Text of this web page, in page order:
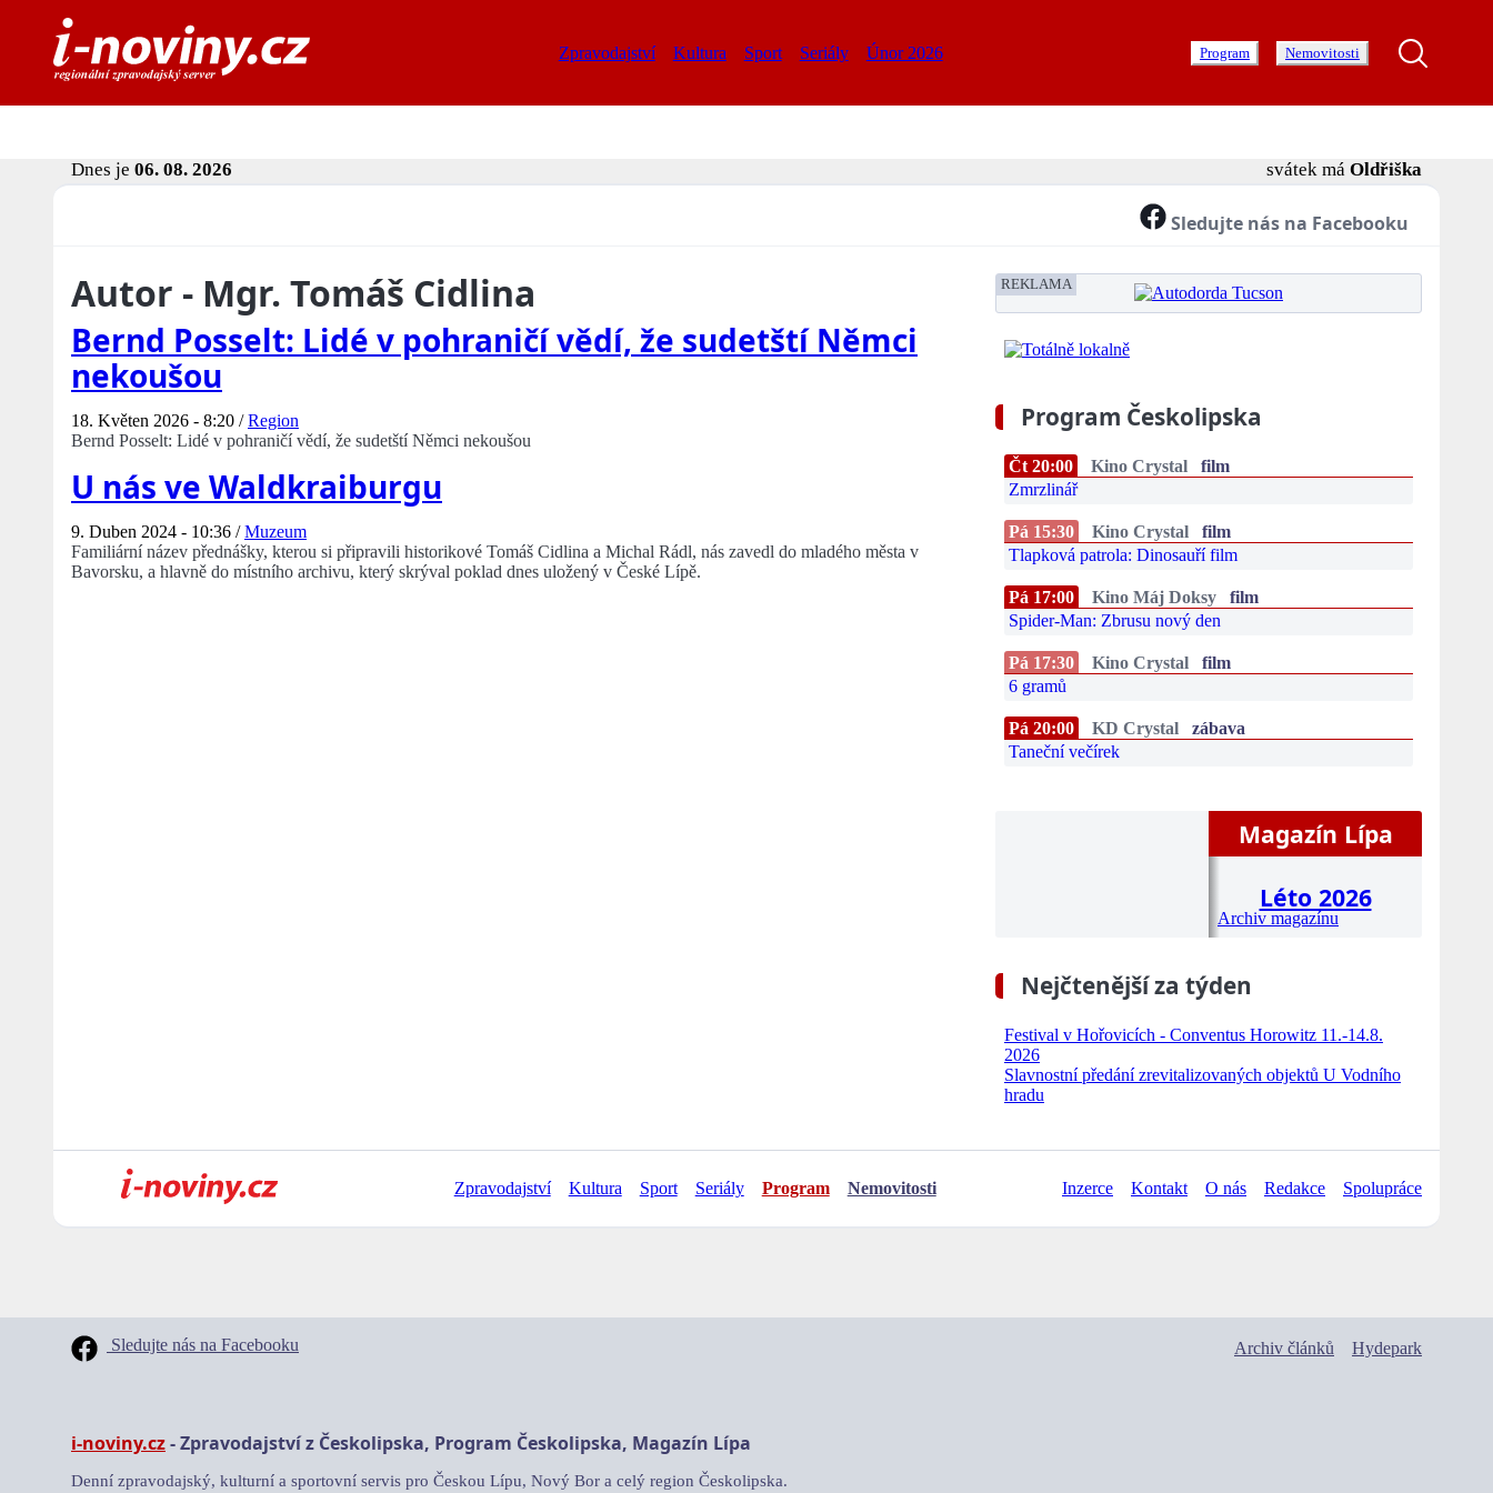
Zpravodajství Kultura Sport Seriály Únor 2026 Program Nemovitosti
Dnes je 06. 08. 2026 svátek má Oldřiška
Sledujte nás na Facebooku
Autor - Mgr. Tomáš Cidlina
Bernd Posselt: Lidé v pohraničí vědí, že sudetští Němci
nekoušou
18. Květen 2026 - 8:20 /Region
Bernd Posselt: Lidé v pohraničí vědí, že sudetští Němci nekoušou
U nás ve Waldkraiburgu
9. Duben 2024 - 10:36 /Muzeum
Familiární název přednášky, kterou si připravili historikové Tomáš Cidlina a Michal Rádl, nás zavedl do mladého města v
Bavorsku, a hlavně do místního archivu, který skrýval poklad dnes uložený v České Lípě.
REKLAMA
Program Českolipska
Čt 20:00 Kino Crystal
film
Zmrzlinář
Pá 15:30 Kino Crystal
film
Tlapková patrola: Dinosauří film
Pá 17:00 Kino Máj Doksy
film
Spider-Man: Zbrusu nový den
Pá 17:30 Kino Crystal
film
6 gramů
Pá 20:00 KD Crystal
zábava
Taneční večírek
Magazín Lípa
Léto 2026
Archiv magazínu
Nejčtenější za týden
Festival v Hořovicích - Conventus Horowitz 11.-14.8.
2026
Slavnostní předání zrevitalizovaných objektů U Vodního
hradu
Zpravodajství Kultura Sport Seriály Program Nemovitosti Inzerce Kontakt O nás Redakce Spolupráce
Sledujte nás na Facebooku Archiv článků Hydepark
i-noviny.cz- Zpravodajství z Českolipska, Program Českolipska, Magazín Lípa
Denní zpravodajský, kulturní a sportovní servis pro Českou Lípu, Nový Bor a celý region Českolipska.